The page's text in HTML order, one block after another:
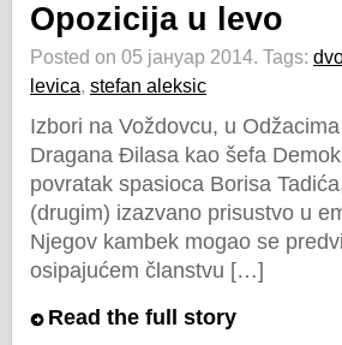
Opozicija u levo
Posted on 05 јануар 2014. Tags:
levica, stefan aleksic
Izbori na Voždovcu, u
Dragana Đilasa kao šefa
povratak spasioca Borisa
(drugim) izazvano prisustvo u
Njegov kambek mogao se
osipajućem članstvu […]
Read the full story